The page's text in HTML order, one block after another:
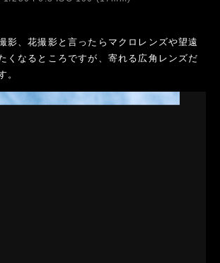
影、花撮影と言ったらマクロレンズや望遠
くなるところですが、寄れる広角レンズだ
。